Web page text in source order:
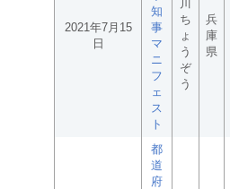
2021年7月15
日
知
事
マ
ニ
フ
ェ
ス
ト
川
ち
ょ
う
ぞ
う
兵
庫
県
都
道
府